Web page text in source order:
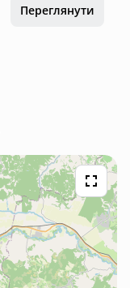
Переглянути